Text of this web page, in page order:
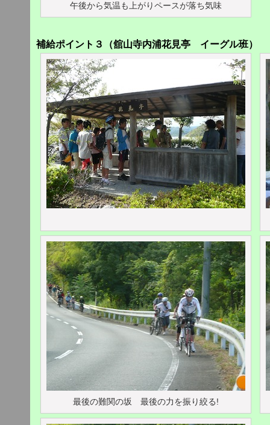
午後から気温も上がりペースが落ち気味
補給ポイント３（舘山寺内浦花見亭 イーグル班）
最後の難関の坂 最後の力を振り絞る!